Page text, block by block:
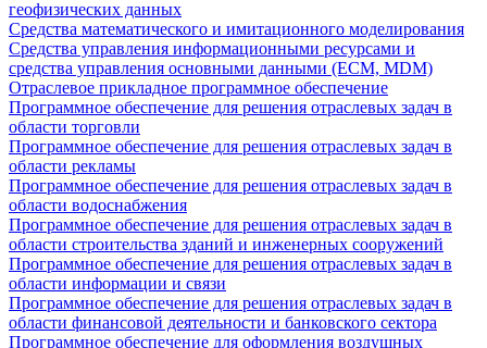
геофизических данных
Средства математического и имитационного моделирования
Средства управления информационными ресурсами и
средства управления основными данными (ECM, MDM)
Отраслевое прикладное программное обеспечение
Программное обеспечение для решения отраслевых задач в
области торговли
Программное обеспечение для решения отраслевых задач в
области рекламы
Программное обеспечение для решения отраслевых задач в
области водоснабжения
Программное обеспечение для решения отраслевых задач в
области строительства зданий и инженерных сооружений
Программное обеспечение для решения отраслевых задач в
области информации и связи
Программное обеспечение для решения отраслевых задач в
области финансовой деятельности и банковского сектора
Программное обеспечение для оформления воздушных